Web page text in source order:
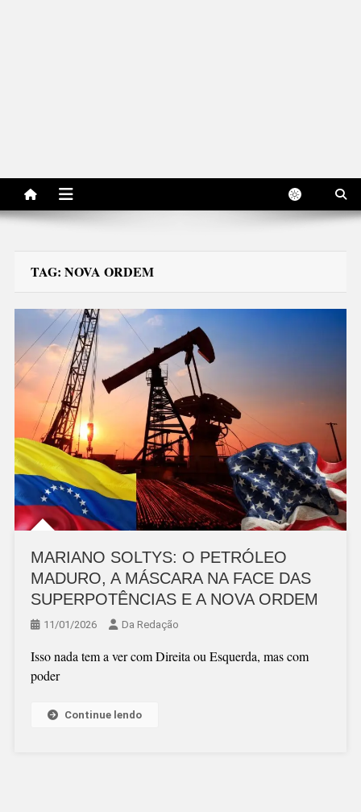
TAG: NOVA ORDEM
MARIANO SOLTYS: O PETRÓLEO
MADURO, A MÁSCARA NA FACE DAS
SUPERPOTÊNCIAS E A NOVA ORDEM
11/01/2026 Da Redação
Isso nada tem a ver com Direita ou Esquerda, mas com
poder
Continue lendo